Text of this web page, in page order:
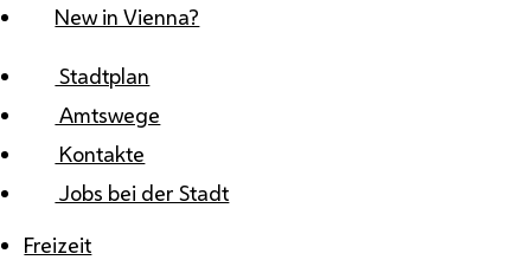
New in Vienna?
Stadtplan
Amtswege
Kontakte
Jobs bei der Stadt
Freizeit